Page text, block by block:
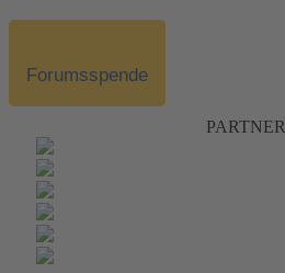
Forumsspende
PARTNER